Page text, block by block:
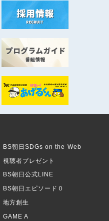
BS朝日SDGs on the Web
視聴者プレゼント
BS朝日公式LINE
BS朝日エピソード０
地方創生
GAME A